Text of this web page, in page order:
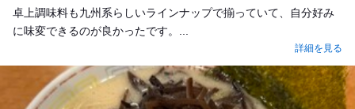
卓上調味料も九州系らしいラインナップで揃っていて、自分好み
に味変できるのが良かったです。...
詳細を見る